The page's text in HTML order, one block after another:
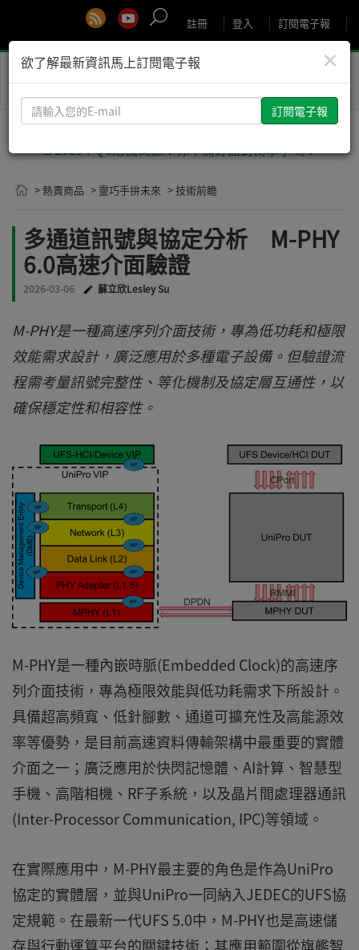
訂閱電子報
登入
註冊
Toggle
🚨2029 PQC危機倒數！你準備好面對衝擊了嗎？
> 熱賣商品 > 靈巧手拚未來 > 技術前瞻
多通道訊號與協定分析 M-PHY
6.0高速介面驗證
2026-03-06 蘇立欣Lesley Su
M-PHY是一種高速序列介面技術，專為低功耗和極限
效能需求設計，廣泛應用於多種電子設備。但驗證流
程需考量訊號完整性、等化機制及協定層互通性，以
確保穩定性和相容性。
M-PHY是一種內嵌時脈(Embedded Clock)的高速序
列介面技術，專為極限效能與低功耗需求下所設計。
具備超高頻寬、低針腳數、通道可擴充性及高能源效
率等優勢，是目前高速資料傳輸架構中最重要的實體
介面之一；廣泛應用於快閃記憶體、AI計算、智慧型
手機、高階相機、RF子系統，以及晶片間處理器通訊
(Inter-Processor Communication, IPC)等領域。
在實際應用中，M-PHY最主要的角色是作為UniPro
協定的實體層，並與UniPro一同納入JEDEC的UFS協
定規範。在最新一代UFS 5.0中，M-PHY也是高速儲
存與行動運算平台的關鍵技術；其應用範圍從旗艦智
×
欲了解最新資訊馬上訂閱電子報
請
輸
您
的
E-